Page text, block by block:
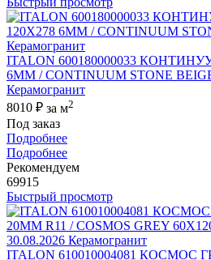
ITALON 600180000033
6ММ / CONTINUUM STONE
Керамогранит
8010 ₽ за м2
Под заказ
Подробнее
Подробнее
Рекомендуем
69915
Быстрый просмотр
ITALON 610010004081 КОСМОС